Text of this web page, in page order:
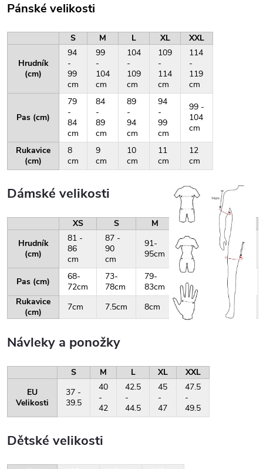
Pánské velikosti
S M L XL XXL
Hrudník
(cm)
94
-
99
cm
99
-
104
cm
104
-
109
cm
109
-
114
cm
114
-
119
cm
Pas (cm)
79
-
84
cm
84
-
89
cm
89
-
94
cm
94
-
99
cm
99 -
104
cm
Rukavice
(cm)
8
cm
9
cm
10
cm
11
cm
12
cm
Dámské velikosti
XS S M L
XL
Hrudník
(cm)
81 -
86
cm
87 -
90
cm
91-
95cm
96-
100cm
101-
105cm
Pas (cm)
68-
72cm
73-
78cm
79-
83cm
84-
87cm
88-
92cm
Rukavice
(cm)
7cm 7.5cm 8cm 8.5cm 9cm
Návleky a ponožky
S M L XL
XXL
EU
Velikosti
37 -
39.5
40
-
42
42.5
-
44.5
45
-
47
47.5
-
49.5
Dětské velikosti